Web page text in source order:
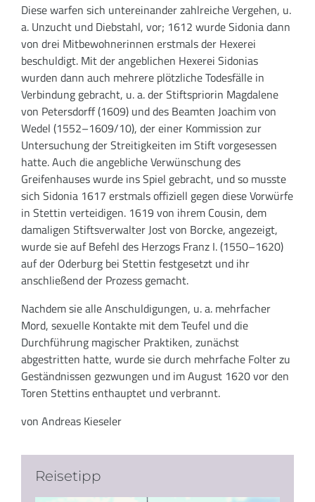
Diese warfen sich untereinander zahlreiche Vergehen, u.
a. Unzucht und Diebstahl, vor; 1612 wurde Sidonia dann
von drei Mitbewohnerinnen erstmals der Hexerei
beschuldigt. Mit der angeblichen Hexerei Sidonias
wurden dann auch mehrere plötzliche Todesfälle in
Verbindung gebracht, u. a. der Stiftspriorin Magdalene
von Petersdorff (1609) und des Beamten Joachim von
Wedel (1552–1609/10), der einer Kommission zur
Untersuchung der Streitigkeiten im Stift vorgesessen
hatte. Auch die angebliche Verwünschung des
Greifenhauses wurde ins Spiel gebracht, und so musste
sich Sidonia 1617 erstmals offiziell gegen diese Vorwürfe
in Stettin verteidigen. 1619 von ihrem Cousin, dem
damaligen Stiftsverwalter Jost von Borcke, angezeigt,
wurde sie auf Befehl des Herzogs Franz I. (1550–1620)
auf der Oderburg bei Stettin festgesetzt und ihr
anschließend der Prozess gemacht.
Nachdem sie alle Anschuldigungen, u. a. mehrfacher
Mord, sexuelle Kontakte mit dem Teufel und die
Durchführung magischer Praktiken, zunächst
abgestritten hatte, wurde sie durch mehrfache Folter zu
Geständnissen gezwungen und im August 1620 vor den
Toren Stettins enthauptet und verbrannt.
von Andreas Kieseler
Reisetipp